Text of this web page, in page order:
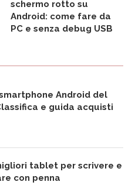
schermo rotto su
Android: come fare da
PC e senza debug USB
Android del
e guida acquisti
tablet per scrivere e
con penna